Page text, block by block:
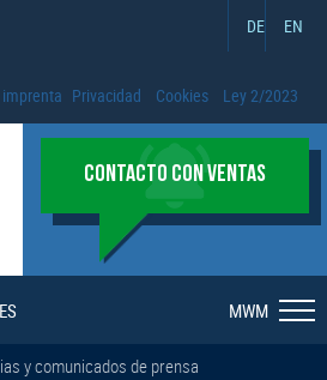
DE EN
Privacidad Cookies Ley 2/2023
CONTACTO CON VENTAS
MWM
y comunicados de prensa